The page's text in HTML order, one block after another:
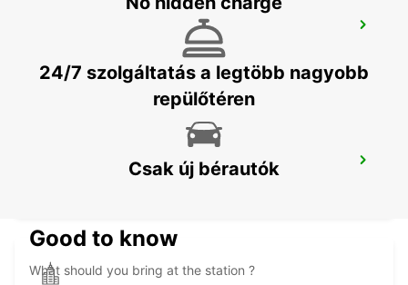
KANSAI INTERNATIONAL AIRPORT
GANGNAM DOWNTOWN
24/7 szolgáltatás a legtöbb nagyobb
repülőtéren
Csak új bérautók
Good to know
What should you bring at the station ?